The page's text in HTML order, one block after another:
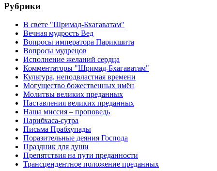
Рубрики
В свете "Шримад-Бхагаватам"
Вечная мудрость Вед
Вопросы императора Парикшита
Вопросы мудрецов
Исполнение желаний сердца
Комментаторы "Шримад-Бхагаватам"
Культура, неподвластная времени
Могущество божественных имён
Молитвы великих преданных
Наставления великих преданных
Наша миссия – проповедь
Парибхаса-сутра
Письма Прабхупады
Поразительные деяния Господа
Праздник для души
Препятствия на пути преданности
Трансцендентное положение преданных